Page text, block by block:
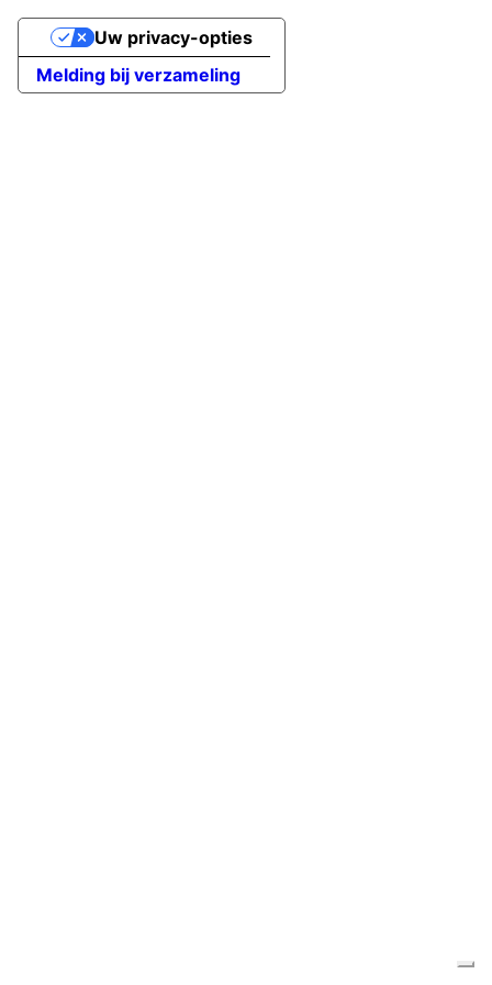
Melding bij verzameling
Uw privacy-opties